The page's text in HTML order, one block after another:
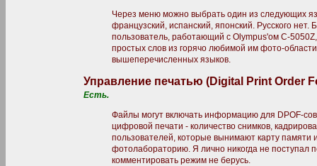
Через меню можно выбрать один из следующих
французский, испанский, японский. Русского
пользователь, работающий с Olympus'ом C-
простых слов из горячо любимой им фото-
вышеперечисленных языков.
Управление печатью (Digital Print Order
Есть.
Файлы могут включать информацию для DPOF-
цифровой печати - количество снимков,
пользователей, которые вынимают карту памяти
фотолабораторию. Я лично никогда не поступал
комментировать режим не берусь.